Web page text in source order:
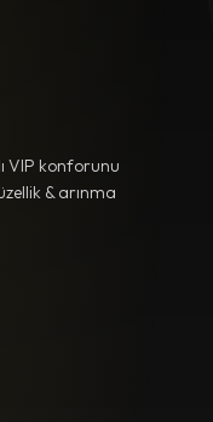
VIP konforunu
& arınma